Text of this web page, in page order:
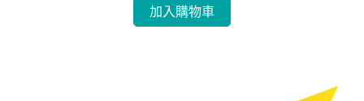
加入購物車